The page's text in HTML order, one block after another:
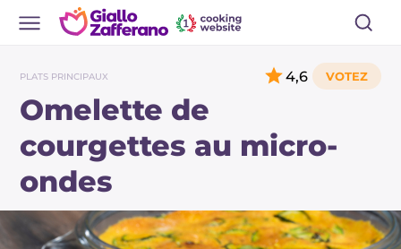
PLATS PRINCIPAUX
Omelette de
courgettes au micro-
ondes
4,6